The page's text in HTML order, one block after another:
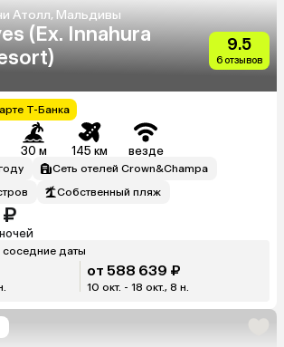
Атолл, Мальдивы
(Ex. Innahura
9.5
6 отзывов
Т-Банка
30 м 145 км везде
Сеть отелей Crown&Champa
Собственный пляж
₽
даты
от 588 639 ₽
10 окт. - 18 окт., 8 н.